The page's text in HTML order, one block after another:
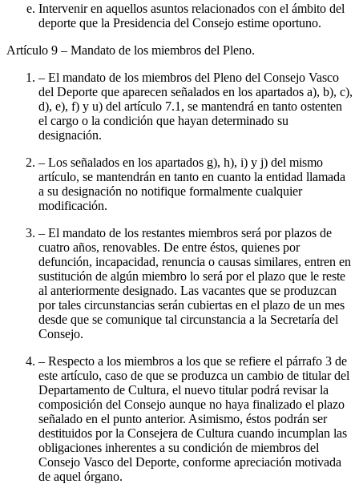
Intervenir en aquellos asuntos relacionados con el ámbito del
deporte que la Presidencia del Consejo estime oportuno.
Artículo 9 – Mandato de los miembros del Pleno.
– El mandato de los miembros del Pleno del Consejo Vasco
del Deporte que aparecen señalados en los apartados a), b), c),
d), e), f) y u) del artículo 7.1, se mantendrá en tanto ostenten
el cargo o la condición que hayan determinado su
designación.
– Los señalados en los apartados g), h), i) y j) del mismo
artículo, se mantendrán en tanto en cuanto la entidad llamada
a su designación no notifique formalmente cualquier
modificación.
– El mandato de los restantes miembros será por plazos de
cuatro años, renovables. De entre éstos, quienes por
defunción, incapacidad, renuncia o causas similares, entren en
sustitución de algún miembro lo será por el plazo que le reste
al anteriormente designado. Las vacantes que se produzcan
por tales circunstancias serán cubiertas en el plazo de un mes
desde que se comunique tal circunstancia a la Secretaría del
Consejo.
– Respecto a los miembros a los que se refiere el párrafo 3 de
este artículo, caso de que se produzca un cambio de titular del
Departamento de Cultura, el nuevo titular podrá revisar la
composición del Consejo aunque no haya finalizado el plazo
señalado en el punto anterior. Asimismo, éstos podrán ser
destituidos por la Consejera de Cultura cuando incumplan las
obligaciones inherentes a su condición de miembros del
Consejo Vasco del Deporte, conforme apreciación motivada
de aquel órgano.